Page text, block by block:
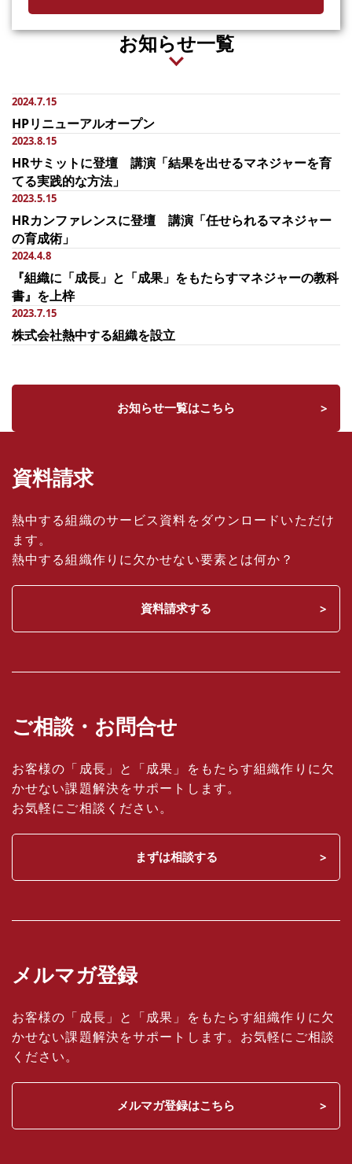
お知らせ一覧
2024.7.15
HPリニューアルオープン
2023.8.15
HRサミットに登壇 講演「結果を出せるマネジャーを育
てる実践的な方法」
2023.5.15
HRカンファレンスに登壇 講演「任せられるマネジャー
の育成術」
2024.4.8
『組織に「成長」と「成果」をもたらすマネジャーの教科
書』を上梓
2023.7.15
株式会社熱中する組織を設立
お知らせ一覧はこちら
資料請求
熱中する組織のサービス資料をダウンロードいただけ
ます。
熱中する組織作りに欠かせない要素とは何か？
資料請求する
ご相談・お問合せ
お客様の「成長」と「成果」をもたらす組織作りに欠
かせない課題解決をサポートします。
お気軽にご相談ください。
まずは相談する
メルマガ登録
お客様の「成長」と「成果」をもたらす組織作りに欠
かせない課題解決をサポートします。お気軽にご相談
ください。
メルマガ登録はこちら